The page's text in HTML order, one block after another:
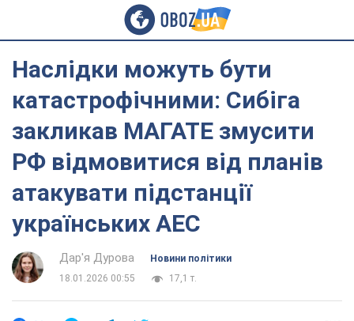
Наслідки можуть бути
катастрофічними: Сибіга
закликав МАГАТЕ змусити
РФ відмовитися від планів
атакувати підстанції
українських АЕС
Дар'я Дурова
Новини політики
18.01.2026 00:55
17,1 т.